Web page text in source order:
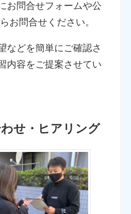
お問合せフォームや公
お問合せください。
などを簡単にご確認さ
内容をご提案させてい
せ・ヒアリング